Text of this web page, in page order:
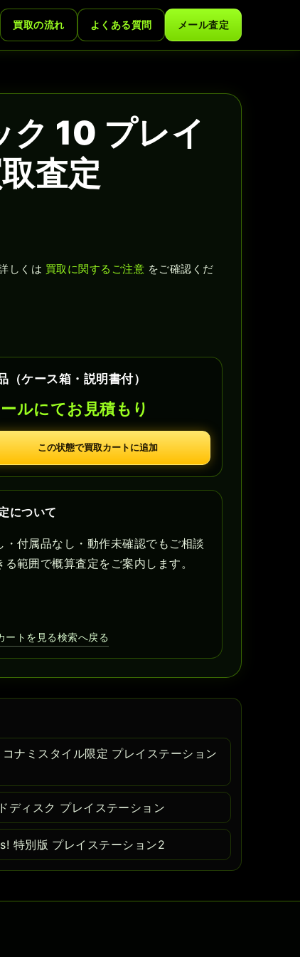
買取の流れ よくある質問 メール査定
10 プレイ
査定
しくは 買取に関するご注意 をご確認くだ
（ケース箱・説明書付）
ルにてお見積もり
この状態で買取カートに追加
について
付属品なし・動作未確認でもご相談
範囲で概算査定をご案内します。
ートを見る検索へ戻る
ナミスタイル限定 プレイステーション
ディスク プレイステーション
特別版 プレイステーション2